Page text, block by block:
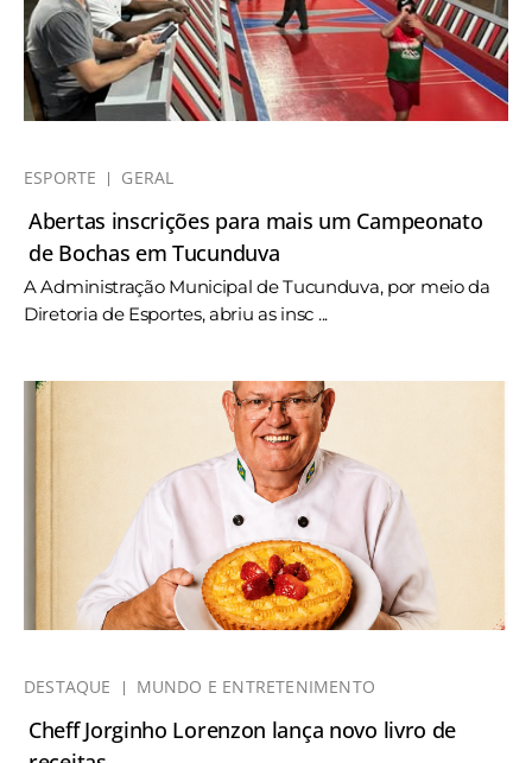
ESPORTE GERAL
Abertas inscrições para mais um Campeonato
de Bochas em Tucunduva
A Administração Municipal de Tucunduva, por meio da
Diretoria de Esportes, abriu as insc ...
DESTAQUE MUNDO E ENTRETENIMENTO
Cheff Jorginho Lorenzon lança novo livro de